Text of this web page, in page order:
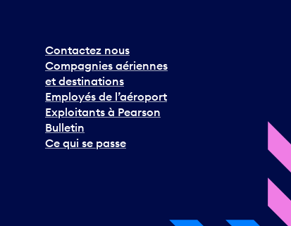
Contactez nous
Compagnies aériennes
et destinations
Employés de l’aéroport
Exploitants à Pearson
Bulletin
Ce qui se passe